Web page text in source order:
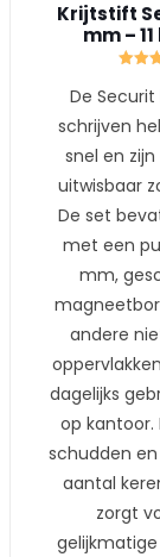
Krijtstift
mm –
uit
De
schrijven
snel en
uitwisbaar
De set
met een
mm,
andere
dagelijks
op kantoor.
schudden
aantal
zorgt